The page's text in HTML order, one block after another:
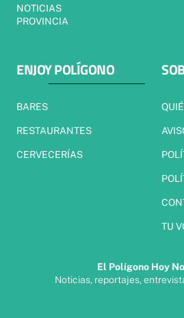
NOTICIAS
PROVINCIA
ENJOY POLÍGONO
BARES
RESTAURANTES
CERVECERÍAS
TU
El Polígono Hoy
Noticias, reportajes,